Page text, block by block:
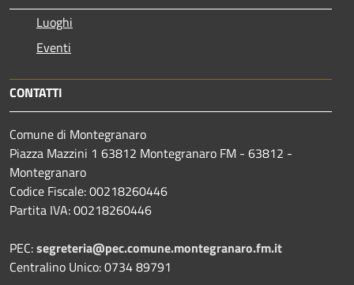
Luoghi
Eventi
CONTATTI
Comune di Montegranaro
Piazza Mazzini 1 63812 Montegranaro FM - 63812 -
Montegranaro
Codice Fiscale: 00218260446
Partita IVA: 00218260446
PEC:segreteria@pec.comune.montegranaro.fm.it
Centralino Unico: 0734 89791